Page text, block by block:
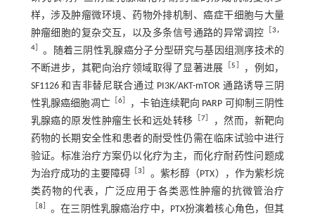
样，涉及肿瘤微环境、药物外排机制、癌症干细胞与大量
肿瘤细胞的复杂交互，以及多条信号通路的异常调控
3，
4］ 。随着三阴性乳腺癌分子分型研究与基因组测序技术的
不断进步，其靶向治疗领域取得了显著进展 ［5
，例如，
SF1126 和吉非替尼联合通过 PI3K/AKT-mTOR 通路诱导三阴
性乳腺癌细胞凋亡［ 6］
，卡铂连续靶向 PARP 可抑制三阴性
乳腺癌的原发性肿瘤生长和远处转移
7］
，然而，新靶向
药物的长期安全性和患者的耐受性仍需在临床试验中进行
验证。标准治疗方案仍以化疗为主，而化疗耐药性问题成
为治疗成功的主要障碍 ［3
。紫杉醇（PTX），作为紫杉烷
类药物的代表，广泛应用于各类恶性肿瘤的抗微管治疗
8
。在三阴性乳腺癌治疗中，PTX扮演着核心角色，但其